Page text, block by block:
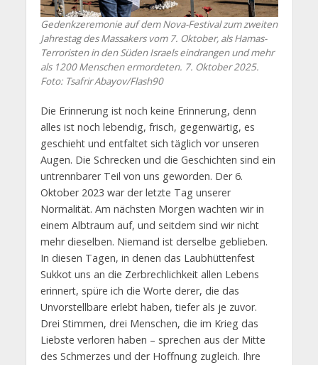
Gedenkzeremonie auf dem Nova-Festival zum zweiten
Jahrestag des Massakers vom 7. Oktober, als Hamas-
Terroristen in den Süden Israels eindrangen und mehr
als 1200 Menschen ermordeten. 7. Oktober 2025.
Foto: Tsafrir Abayov/Flash90
Die Erinnerung ist noch keine Erinnerung, denn
alles ist noch lebendig, frisch, gegenwärtig, es
geschieht und entfaltet sich täglich vor unseren
Augen. Die Schrecken und die Geschichten sind ein
untrennbarer Teil von uns geworden. Der 6.
Oktober 2023 war der letzte Tag unserer
Normalität. Am nächsten Morgen wachten wir in
einem Albtraum auf, und seitdem sind wir nicht
mehr dieselben. Niemand ist derselbe geblieben.
In diesen Tagen, in denen das Laubhüttenfest
Sukkot uns an die Zerbrechlichkeit allen Lebens
erinnert, spüre ich die Worte derer, die das
Unvorstellbare erlebt haben, tiefer als je zuvor.
Drei Stimmen, drei Menschen, die im Krieg das
Liebste verloren haben – sprechen aus der Mitte
des Schmerzes und der Hoffnung zugleich. Ihre